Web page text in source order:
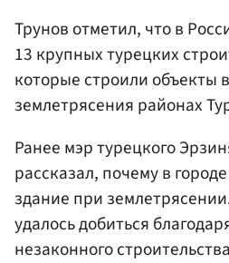
Трунов отметил, что в
13 крупных турецких
которые строили объекты
землетрясения районах
Ранее мэр турецкого
рассказал, почему в городе
здание при
удалось добиться
незаконного